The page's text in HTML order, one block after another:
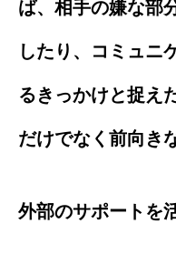
ば、相手の嫌な部
したり、コミュニ
るきっかけと捉え
だけでなく前向き
外部のサポートを